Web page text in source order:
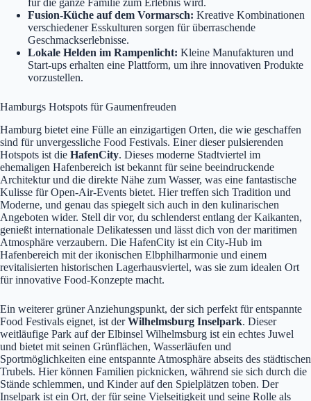
für die ganze Familie zum Erlebnis wird.
Fusion-Küche auf dem Vormarsch: Kreative Kombinationen
verschiedener Esskulturen sorgen für überraschende
Geschmackserlebnisse.
Lokale Helden im Rampenlicht: Kleine Manufakturen und
Start-ups erhalten eine Plattform, um ihre innovativen Produkte
vorzustellen.
Hamburgs Hotspots für Gaumenfreuden
Hamburg bietet eine Fülle an einzigartigen Orten, die wie geschaffen
sind für unvergessliche Food Festivals. Einer dieser pulsierenden
Hotspots ist die HafenCity. Dieses moderne Stadtviertel im
ehemaligen Hafenbereich ist bekannt für seine beeindruckende
Architektur und die direkte Nähe zum Wasser, was eine fantastische
Kulisse für Open-Air-Events bietet. Hier treffen sich Tradition und
Moderne, und genau das spiegelt sich auch in den kulinarischen
Angeboten wider. Stell dir vor, du schlenderst entlang der Kaikanten,
genießt internationale Delikatessen und lässt dich von der maritimen
Atmosphäre verzaubern. Die HafenCity ist ein City-Hub im
Hafenbereich mit der ikonischen Elbphilharmonie und einem
revitalisierten historischen Lagerhausviertel, was sie zum idealen Ort
für innovative Food-Konzepte macht.
Ein weiterer grüner Anziehungspunkt, der sich perfekt für entspannte
Food Festivals eignet, ist derWilhelmsburg Inselpark. Dieser
weitläufige Park auf der Elbinsel Wilhelmsburg ist ein echtes Juwel
und bietet mit seinen Grünflächen, Wasserläufen und
Sportmöglichkeiten eine entspannte Atmosphäre abseits des städtischen
Trubels. Hier können Familien picknicken, während sie sich durch die
Stände schlemmen, und Kinder auf den Spielplätzen toben. Der
Inselpark ist ein Ort, der für seine Vielseitigkeit und seine Rolle als